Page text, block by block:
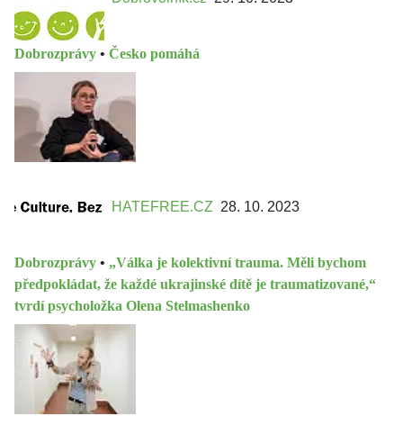
Dobrozprávy • Česko pomáhá
HATEFREE.CZ 28. 10. 2023
Dobrozprávy • „Válka je kolektivní trauma. Měli bychom
předpokládat, že každé ukrajinské dítě je traumatizované,“
tvrdí psycholožka Olena Stelmashenko